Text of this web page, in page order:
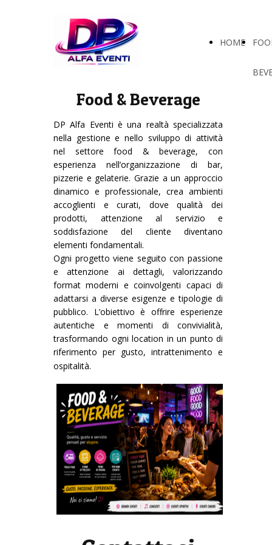
HOME
Food & Beverage
DP Alfa Eventi è una realtà specializzata
nella gestione e nello sviluppo di attività
nel settore food & beverage, con
esperienza nell’organizzazione di bar,
pizzerie e gelaterie. Grazie a un approccio
dinamico e professionale, crea ambienti
accoglienti e curati, dove qualità dei
prodotti, attenzione al servizio e
soddisfazione del cliente diventano
elementi fondamentali.
Ogni progetto viene seguito con passione
e attenzione ai dettagli, valorizzando
format moderni e coinvolgenti capaci di
adattarsi a diverse esigenze e tipologie di
pubblico. L’obiettivo è offrire esperienze
autentiche e momenti di convivialità,
trasformando ogni location in un punto di
riferimento per gusto, intrattenimento e
ospitalità.